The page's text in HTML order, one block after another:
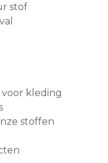
stof
kleding
stoffen